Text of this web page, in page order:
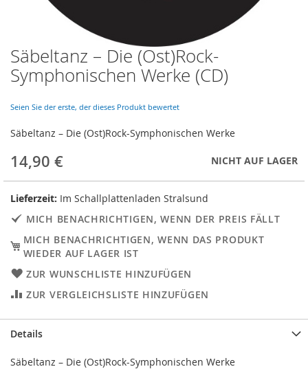
Skip
to
the
of
images
Säbeltanz – Die (Ost)Rock-
Symphonischen Werke (CD)
Seien Sie der erste, der dieses Produkt bewertet
Säbeltanz – Die (Ost)Rock-Symphonischen Werke
14,90 € NICHT AUF LAGER
Lieferzeit: Im Schallplattenladen Stralsund
MICH BENACHRICHTIGEN, WENN DER PREIS FÄLLT
MICH BENACHRICHTIGEN, WENN DAS PRODUKT
WIEDER AUF LAGER IST
ZUR WUNSCHLISTE HINZUFÜGEN
ZUR VERGLEICHSLISTE HINZUFÜGEN
Details
Säbeltanz – Die (Ost)Rock-Symphonischen Werke